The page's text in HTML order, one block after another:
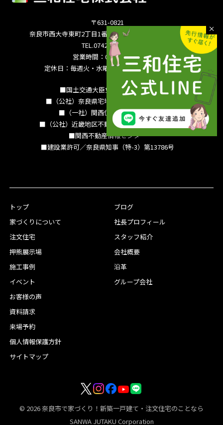
〒631-0821
奈良市西大寺東町2丁目1番63号サンワシティ西大寺5F
TEL.0742-36-3035
営業時間：09:00～18:00
定休日：毎週火・水曜日 夏季休暇 年末年始
■国土交通大臣免許（15）994号
■（公社）奈良県宅地建物取引業協会会員
■（一社）関西住宅産業協会会員
■（公社）近畿地区不動産公正取引協議会加盟
■関西不動産情報センター
■建設業許可／奈良県知事（特-3）第13786号
トップ
家づくりについて
注文住宅
押熊展示場
施工事例
イベント
お客様の声
ブログ
社長プロフィール
スタッフ紹介
会社概要
沿革
グループ会社
資料請求
来場予約
個人情報保護方針
サイトマップ
© 2026奈良市で家づくり！新築一戸建て・注文住宅のことなら
SANWA JUTAKU Corporation